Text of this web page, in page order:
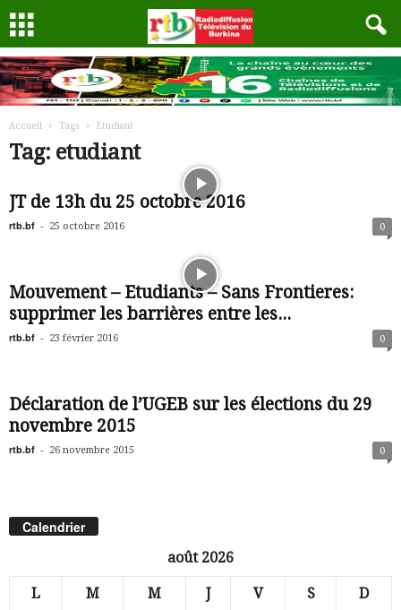
Accueil Tags Etudiant
Tag: etudiant
JT de 13h du 25 octobre 2016
rtb.bf - 25 octobre 2016 0
Mouvement – Etudiants – Sans Frontieres:
supprimer les barrières entre les...
rtb.bf - 23 février 2016 0
Déclaration de l’UGEB sur les élections du 29
novembre 2015
rtb.bf - 26 novembre 2015 0
Calendrier
août 2026
L M M J V S D